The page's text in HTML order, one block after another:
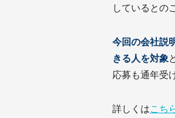
しているとの
今回の会社説
きる人を対象
応募も通年受
詳しくはこち